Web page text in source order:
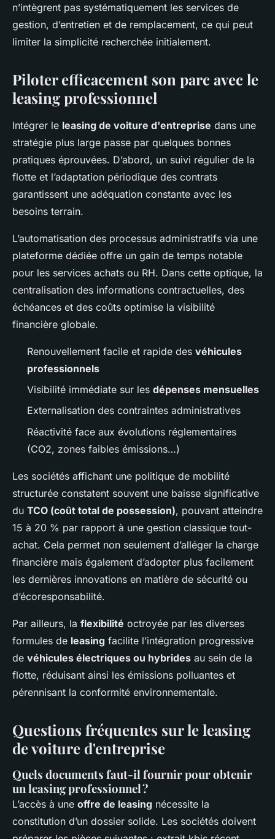
n’intègrent pas systématiquement les services de
gestion, d’entretien et de remplacement, ce qui peut
limiter la simplicité recherchée initialement.
Piloter efficacement son parc avec le
leasing professionnel
Intégrer le leasing de voiture d'entreprise dans une
stratégie plus large passe par quelques bonnes
pratiques éprouvées. D’abord, un suivi régulier de la
flotte et l’adaptation périodique des contrats
garantissent une adéquation constante avec les
besoins terrain.
L’automatisation des processus administratifs via une
plateforme dédiée offre un gain de temps notable
pour les services achats ou RH. Dans cette optique, la
centralisation des informations contractuelles, des
échéances et des coûts optimise la visibilité
financière globale.
Renouvellement facile et rapide des véhicules
professionnels
Visibilité immédiate sur les dépenses mensuelles
Externalisation des contraintes administratives
Réactivité face aux évolutions réglementaires
(CO2, zones faibles émissions…)
Les sociétés affichant une politique de mobilité
structurée constatent souvent une baisse significative
du TCO (coût total de possession), pouvant atteindre
15 à 20 % par rapport à une gestion classique tout-
achat. Cela permet non seulement d’alléger la charge
financière mais également d’adopter plus facilement
les dernières innovations en matière de sécurité ou
d’écoresponsabilité.
Par ailleurs, la flexibilité octroyée par les diverses
formules de leasing facilite l’intégration progressive
de véhicules électriques ou hybrides au sein de la
flotte, réduisant ainsi les émissions polluantes et
pérennisant la conformité environnementale.
Questions fréquentes sur le leasing
de voiture d'entreprise
Quels documents faut-il fournir pour obtenir
un leasing professionnel ?
L’accès à une offre de leasing nécessite la
constitution d’un dossier solide. Les sociétés doivent